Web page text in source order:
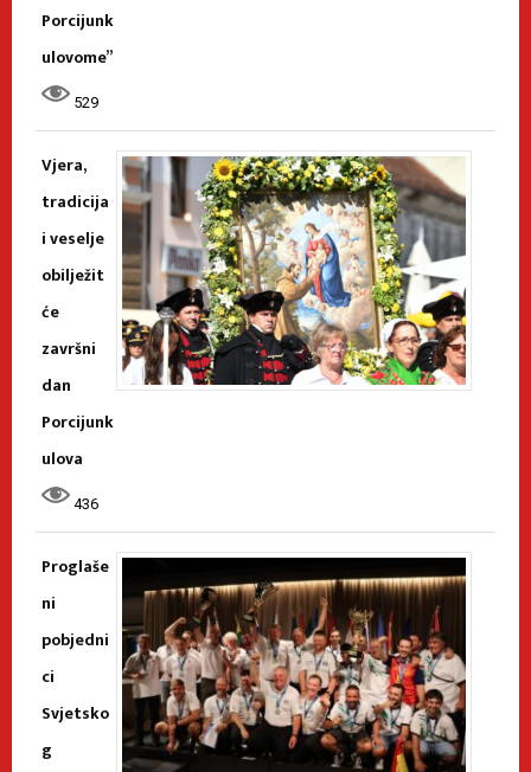
Porcijunk
ulovome”
529
Vjera,
tradicija
i veselje
obilježit
će
završni
dan
Porcijunk
ulova
436
Proglaše
ni
pobjedni
ci
Svjetsko
g